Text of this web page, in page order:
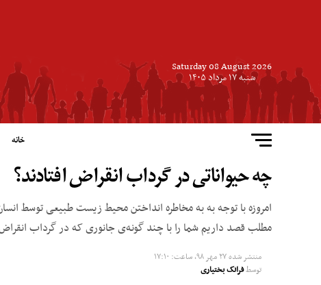
Saturday 08 August 2026
شنبه ۱۷ مرداد ۱۴۰۵
خانه
چه حیواناتی در گرداب انقراض افتادند؟
امروزه با توجه به به مخاطره انداختن محیط زیست طبیعی توسط
مطلب قصد داریم شما را با چند گونه‌ی جانوری که در گرداب انقراض
منتشر شده۲۷ مهر ۹۸, ساعت: ۱۷:۱۰
توسطفرانک بختیاری